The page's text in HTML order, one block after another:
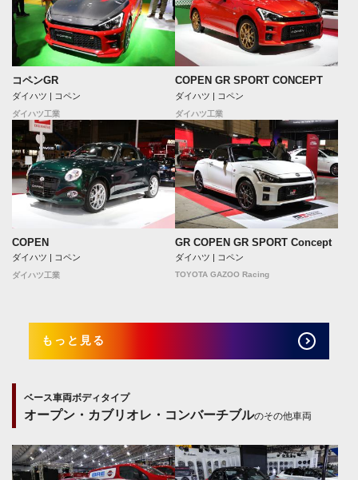
コペンGR
ダイハツ | コペン
ダイハツ工業
COPEN GR SPORT CONCEPT
ダイハツ | コペン
ダイハツ工業
COPEN
ダイハツ | コペン
ダイハツ工業
GR COPEN GR SPORT Concept
ダイハツ | コペン
TOYOTA GAZOO Racing
もっと見る
ベース車両ボディタイプ
オープン・カブリオレ・コンバーチブルのその他車両